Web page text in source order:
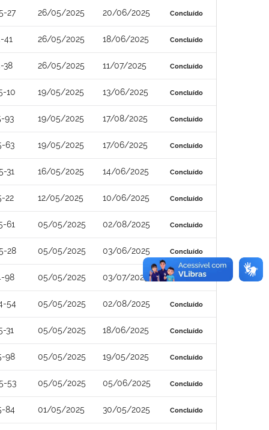
27 26/05/2025 20/06/2025 Concluído
41 26/05/2025 18/06/2025 Concluído
38 26/05/2025 11/07/2025 Concluído
10 19/05/2025 13/06/2025 Concluído
93 19/05/2025 17/08/2025 Concluído
63 19/05/2025 17/06/2025 Concluído
31 16/05/2025 14/06/2025 Concluído
22 12/05/2025 10/06/2025 Concluído
61 05/05/2025 02/08/2025 Concluído
28 05/05/2025 03/06/2025 Concluído
98 05/05/2025 03/07/2025 Concluído
54 05/05/2025 02/08/2025 Concluído
31 05/05/2025 18/06/2025 Concluído
98 05/05/2025 19/05/2025 Concluído
53 05/05/2025 05/06/2025 Concluído
84 01/05/2025 30/05/2025 Concluído